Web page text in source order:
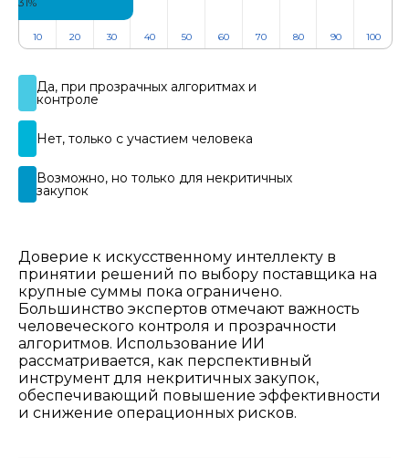
Да, при прозрачных алгоритмах и
контроле​​
Нет, только с участием человека​​
Возможно, но только для некритичных
закупок​
10 20 30 40 50 60 70 80 90 100
Доверие к искусственному интеллекту в
принятии решений по выбору поставщика на
крупные суммы пока ограничено.
Большинство экспертов отмечают важность
человеческого контроля и прозрачности
алгоритмов. Использование ИИ
рассматривается, как перспективный
инструмент для некритичных закупок,
обеспечивающий повышение эффективности
и снижение операционных рисков.​